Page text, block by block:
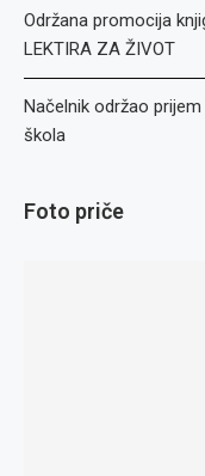
Održana promocija
LEKTIRA ZA ŽIVOT
Načelnik održao
škola
Foto priče